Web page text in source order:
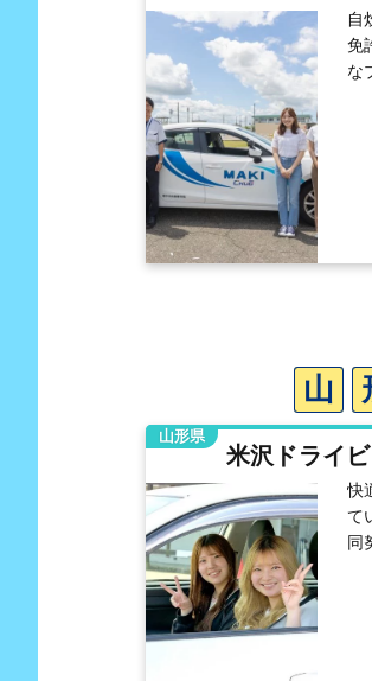
自
免
な
食
山
山形県
米沢ドライ
快
て
同